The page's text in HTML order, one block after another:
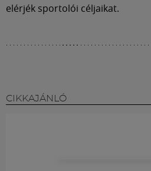
elérjék sportolói céljaikat.
CIKKAJÁNLÓ